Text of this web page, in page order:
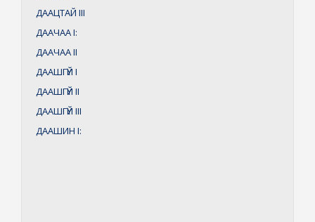
ДААЦТАЙ III
ДААЧААI:
ДААЧААII
ДААШГҮЙ I
ДААШГҮЙ II
ДААШГҮЙ III
ДААШИН I: